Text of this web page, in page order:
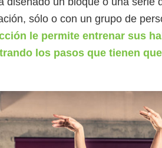
sólo o con un grupo de
le permite entrenar sus
los pasos que tienen